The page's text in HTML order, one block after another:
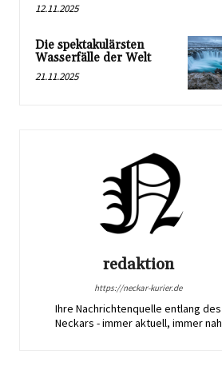
12.11.2025
Die spektakulärsten
Wasserfälle der Welt
21.11.2025
redaktion
https://neckar-kurier.de
Ihre Nachrichtenquelle entlang des
Neckars - immer aktuell, immer nah